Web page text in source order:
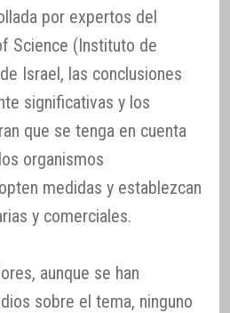
por expertos del
Science (Instituto de
Israel, las conclusiones
significativas y los
que se tenga en cuenta
organismos
medidas y establezcan
y comerciales.
aunque se han
sobre el tema, ninguno